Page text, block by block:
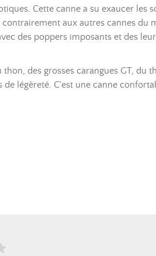
Cette canne a su exaucer les
aux autres cannes du
des poppers imposants et des
des grosses carangues GT, du
légèreté. C'est une canne